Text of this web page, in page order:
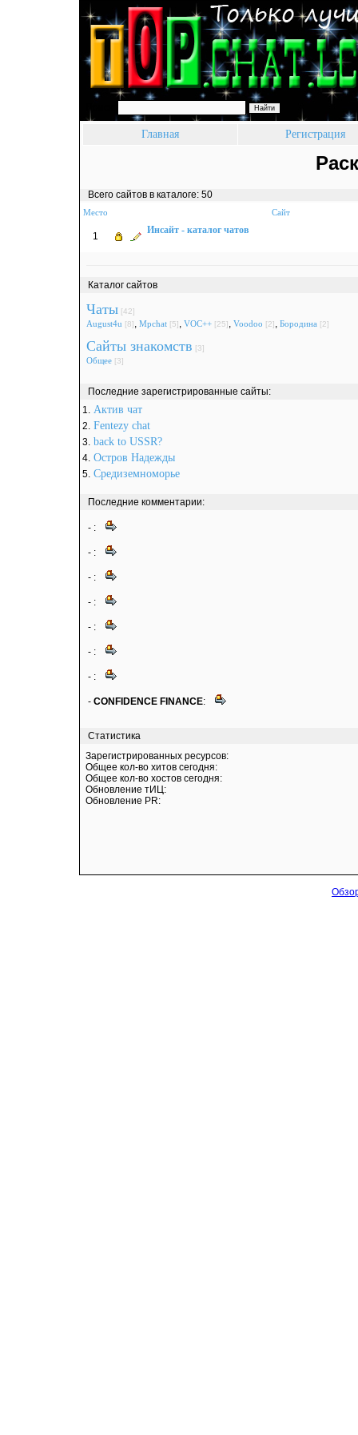
Главная Регистрация
Всего сайтов в каталоге: 50
Место Сайт
1
Инсайт - каталог чатов
Каталог сайтов
Чаты [42]
August4u [8], Mpchat [5], VOC++ [25], Voodoo [2], Бородина [2]
Сайты знакомств [3]
Общее [3]
Последние зарегистрированные сайты:
1. Актив чат
2. Fentezy chat
3. back to USSR?
4. Остров Надежды
5. Средиземноморье
Последние комментарии:
- :
- :
- :
- :
- :
- :
- :
- CONFIDENCE FINANCE:
Статистика
Зарегистрированных ресурсов:
Общее кол-во хитов сегодня:
Общее кол-во хостов сегодня:
Обновление тИЦ:
Обновление PR: